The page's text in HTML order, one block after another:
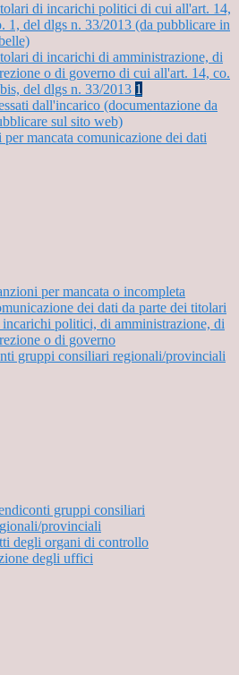
di incarichi politici di cui all'art. 14,
1, del dlgs n. 33/2013 (da pubblicare in
di incarichi di amministrazione, di
o di governo di cui all'art. 14, co.
del dlgs n. 33/2013 1
dall'incarico (documentazione da
sul sito web)
per mancata comunicazione dei dati
per mancata o incompleta
dei dati da parte dei titolari
politici, di amministrazione, di
o di governo
gruppi consiliari regionali/provinciali
gruppi consiliari
provinciali
degli organi di controllo
degli uffici